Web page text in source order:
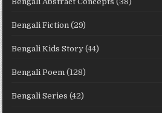
Bengali Fiction (29)
Bengali Kids Story (44)
Bengali Poem (128)
Bengali Series (42)